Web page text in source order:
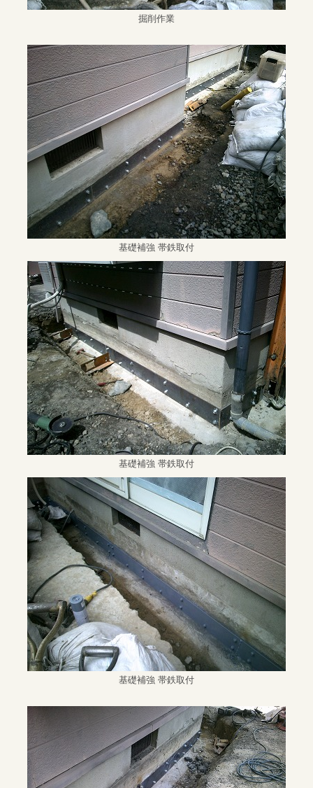
掘削作業
基礎補強 帯鉄取付
基礎補強 帯鉄取付
基礎補強 帯鉄取付